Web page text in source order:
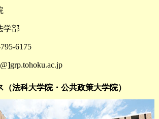
学部
6175
（法科大学院・公共政策大学院）